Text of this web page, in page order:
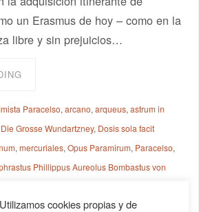
un Erasmus de hoy – como en la
libre y sin prejuicios…
Paracelso,arcano,arqueus,astrum in
Die Grosse Wundartzney, Dosis sola facit
,mercuriales,Opus Paramirum, Paracelso,
Phillippus Aureolus Bombastus von
Utilizamos cookies propias y de